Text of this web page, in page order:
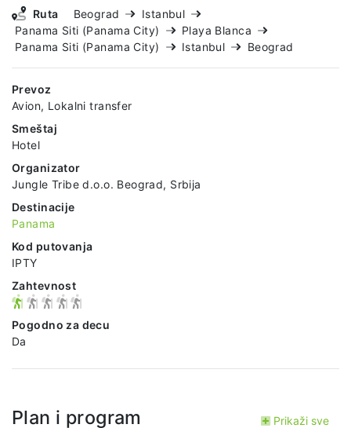
Ruta Beograd
Istanbul
Panama Siti (Panama City)
Playa Blanca
Panama Siti (Panama City)
Istanbul Beograd
Prevoz
Avion, Lokalni transfer
Smeštaj
Hotel
Organizator
Jungle Tribe d.o.o. Beograd, Srbija
Destinacije
Panama
Kod putovanja
IPTY
Zahtevnost
Pogodno za decu
Da
Plan i program Prikaži sve